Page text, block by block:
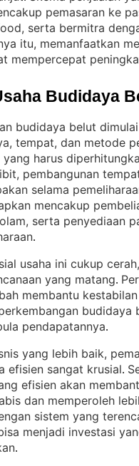
pemasaran ke
serta bermitra
itu, memanfaatkan
mempercepat
Budidaya
budidaya belut
tempat, dan metode
yang harus
pembangunan
selama
mencakup
serta penyediaan
.
usaha ini cukup
yang matang.
membantu
budidaya
pendapatannya.
yang lebih baik,
efisien sangat krusial.
efisien akan
dan memperoleh
sistem yang
menjadi investasi
.